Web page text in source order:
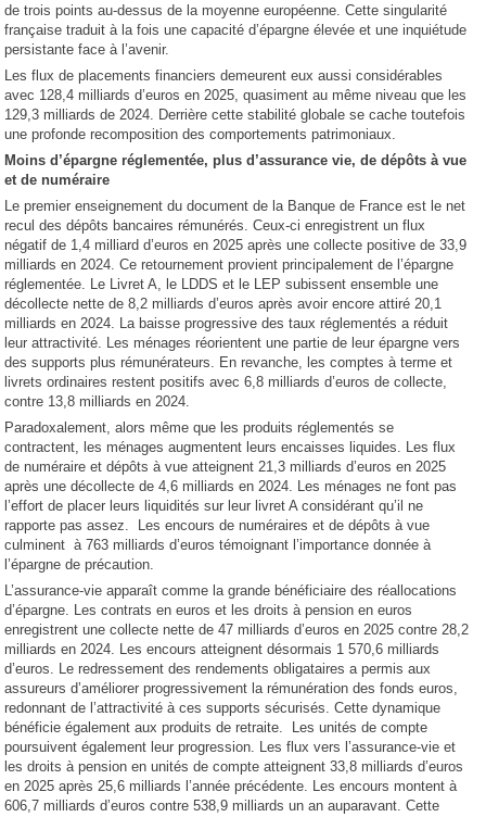
de trois points au-dessus de la moyenne européenne. Cette singularité
française traduit à la fois une capacité d’épargne élevée et une inquiétude
persistante face à l’avenir.
Les flux de placements financiers demeurent eux aussi considérables
avec 128,4 milliards d’euros en 2025, quasiment au même niveau que les
129,3 milliards de 2024. Derrière cette stabilité globale se cache toutefois
une profonde recomposition des comportements patrimoniaux.
Moins d’épargne réglementée, plus d’assurance vie, de dépôts à vue
et de numéraire
Le premier enseignement du document de la Banque de France est le net
recul des dépôts bancaires rémunérés. Ceux-ci enregistrent un flux
négatif de 1,4 milliard d’euros en 2025 après une collecte positive de 33,9
milliards en 2024. Ce retournement provient principalement de l’épargne
réglementée. Le Livret A, le LDDS et le LEP subissent ensemble une
décollecte nette de 8,2 milliards d’euros après avoir encore attiré 20,1
milliards en 2024. La baisse progressive des taux réglementés a réduit
leur attractivité. Les ménages réorientent une partie de leur épargne vers
des supports plus rémunérateurs. En revanche, les comptes à terme et
livrets ordinaires restent positifs avec 6,8 milliards d’euros de collecte,
contre 13,8 milliards en 2024.
Paradoxalement, alors même que les produits réglementés se
contractent, les ménages augmentent leurs encaisses liquides. Les flux
de numéraire et dépôts à vue atteignent 21,3 milliards d’euros en 2025
après une décollecte de 4,6 milliards en 2024. Les ménages ne font pas
l’effort de placer leurs liquidités sur leur livret A considérant qu’il ne
rapporte pas assez. Les encours de numéraires et de dépôts à vue
culminent à 763 milliards d’euros témoignant l’importance donnée à
l’épargne de précaution.
L’assurance-vie apparaît comme la grande bénéficiaire des réallocations
d’épargne. Les contrats en euros et les droits à pension en euros
enregistrent une collecte nette de 47 milliards d’euros en 2025 contre 28,2
milliards en 2024. Les encours atteignent désormais 1 570,6 milliards
d’euros. Le redressement des rendements obligataires a permis aux
assureurs d’améliorer progressivement la rémunération des fonds euros,
redonnant de l’attractivité à ces supports sécurisés. Cette dynamique
bénéficie également aux produits de retraite. Les unités de compte
poursuivent également leur progression. Les flux vers l’assurance-vie et
les droits à pension en unités de compte atteignent 33,8 milliards d’euros
en 2025 après 25,6 milliards l’année précédente. Les encours montent à
606,7 milliards d’euros contre 538,9 milliards un an auparavant. Cette